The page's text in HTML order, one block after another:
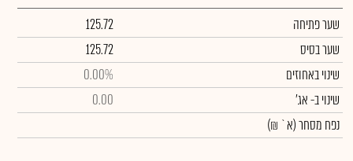
שער פתיחה
125.72
שער בסיס
125.72
שינוי באחוזים
0.00%
שינויב- אג'
0.00
נפח מסחר(א` ₪)